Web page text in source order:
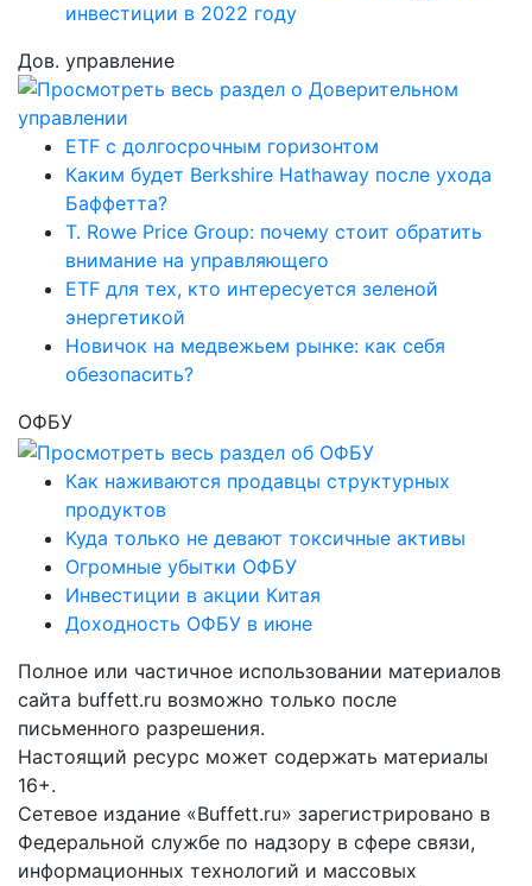
инвестиции в 2022 году
Дов. управление
ETF с долгосрочным горизонтом
Каким будет Berkshire Hathaway после ухода
Баффетта?
T. Rowe Price Group: почему стоит обратить
внимание на управляющего
ETF для тех, кто интересуется зеленой
энергетикой
Новичок на медвежьем рынке: как себя
обезопасить?
ОФБУ
Как наживаются продавцы структурных
продуктов
Куда только не девают токсичные активы
Огромные убытки ОФБУ
Инвестиции в акции Китая
Доходность ОФБУ в июне
Полное или частичное использовании материалов
сайта buffett.ru возможно только после
письменного разрешения.
Настоящий ресурс может содержать материалы
16+.
Сетевое издание «Buffett.ru» зарегистрировано в
Федеральной службе по надзору в сфере связи,
информационных технологий и массовых